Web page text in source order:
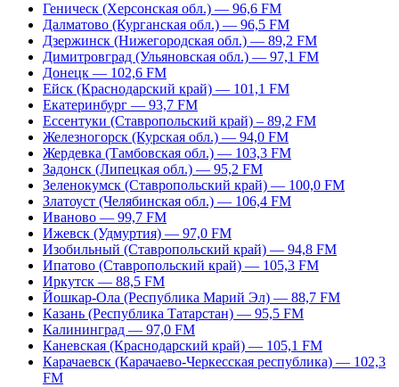
Геническ (Херсонская обл.) — 96,6 FM
Далматово (Курганская обл.) — 96,5 FM
Дзержинск (Нижегородская обл.) — 89,2 FM
Димитровград (Ульяновская обл.) — 97,1 FM
Донецк — 102,6 FM
Ейск (Краснодарский край) — 101,1 FM
Екатеринбург — 93,7 FM
Ессентуки (Ставропольский край) – 89,2 FM
Железногорск (Курская обл.) — 94,0 FM
Жердевка (Тамбовская обл.) — 103,3 FM
Задонск (Липецкая обл.) — 95,2 FM
Зеленокумск (Ставропольский край) — 100,0 FM
Златоуст (Челябинская обл.) — 106,4 FM
Иваново — 99,7 FM
Ижевск (Удмуртия) — 97,0 FM
Изобильный (Ставропольский край) — 94,8 FM
Ипатово (Ставропольский край) — 105,3 FM
Иркутск — 88,5 FM
Йошкар-Ола (Республика Марий Эл) — 88,7 FM
Казань (Республика Татарстан) — 95,5 FM
Калининград — 97,0 FM
Каневская (Краснодарский край) — 105,1 FM
Карачаевск (Карачаево-Черкесская республика) — 102,3
FM